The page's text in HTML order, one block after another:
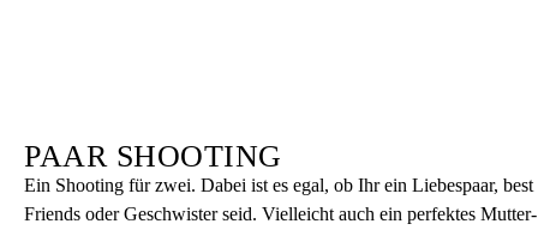
PAAR SHOOTING
Ein Shooting für zwei. Dabei ist es egal, ob Ihr ein Liebespaar, best
Friends oder Geschwister seid. Vielleicht auch ein perfektes Mutter-